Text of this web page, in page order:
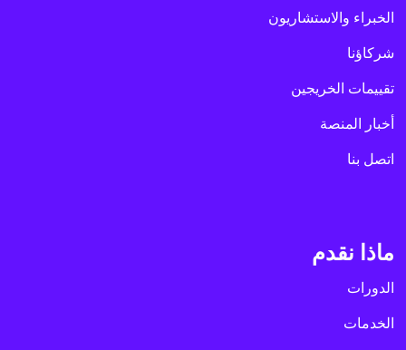
الخبراء والاستشاريون
شركاؤنا
تقييمات الخريجين
أخبار المنصة
اتصل بنا
ماذا نقدم
الدورات
الخدمات